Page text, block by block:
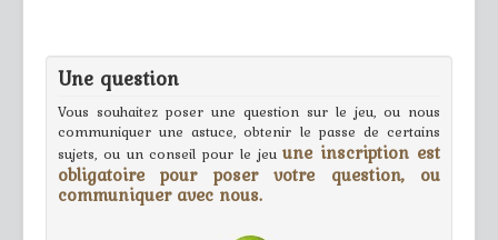
Une question
Vous souhaitez poser une question sur le jeu, ou nous
communiquer une astuce, obtenir le passe de certains
sujets, ou un conseil pour le jeuune inscription est
obligatoire pour poser votre question, ou
communiquer avec nous.